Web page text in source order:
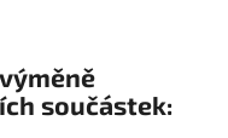
součástek: